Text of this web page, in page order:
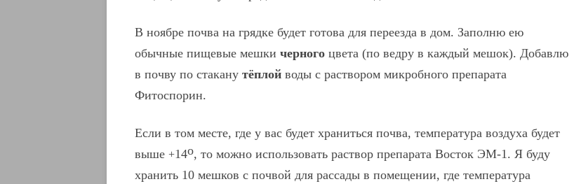
В ноябре почва на грядке будет готова для переезда в дом. Заполню ею
обычные пищевые мешки черного цвета (по ведру в каждый мешок). Добавлю
в почву по стакану тёплой воды с раствором микробного препарата
Фитоспорин.
Если в том месте, где у вас будет храниться почва, температура воздуха будет
выше +14о, то можно использовать раствор препарата Восток ЭМ-1. Я буду
хранить 10 мешков с почвой для рассады в помещении, где температура